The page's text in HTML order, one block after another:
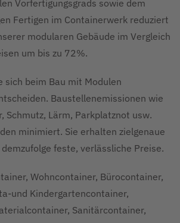
Vorfertigungsgrads sowie dem
Fertigen im Containerwerk reduziert
modularen Gebäude im Vergleich
um bis zu 72%.
sich beim Bau mit Modulen
Baustellenemissionen wie
Schmutz, Lärm, Parkplatznot usw.
minimiert. Sie erhalten zielgenaue
feste, verlässliche Preise.
Wohncontainer, Bürocontainer,
und Kindergartencontainer,
Sanitärcontainer,